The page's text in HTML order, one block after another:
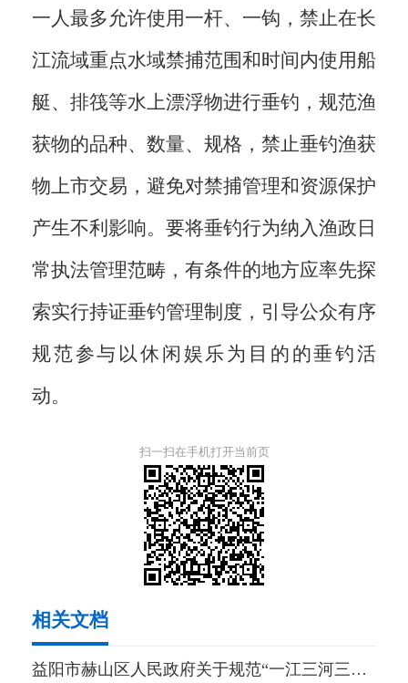
一人最多允许使用一杆、一钩，禁止在长
江流域重点水域禁捕范围和时间内使用船
艇、排筏等水上漂浮物进行垂钓，规范渔
获物的品种、数量、规格，禁止垂钓渔获
物上市交易，避免对禁捕管理和资源保护
产生不利影响。要将垂钓行为纳入渔政日
常执法管理范畴，有条件的地方应率先探
索实行持证垂钓管理制度，引导公众有序
规范参与以休闲娱乐为目的的垂钓活
动。
扫一扫在手机打开当前页
相关文档
益阳市赫山区人民政府关于规范“一江三河三湖”水域垂钓行为管理的通告